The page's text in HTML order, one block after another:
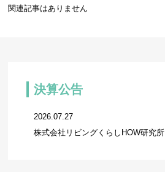
関連記事はありません
決算公告
2026.07.27
株式会社リビングくらしHOW研究所